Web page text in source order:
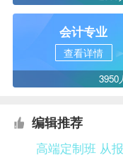
会计专业
查看详情
3950
编辑推荐
高端定制班 从